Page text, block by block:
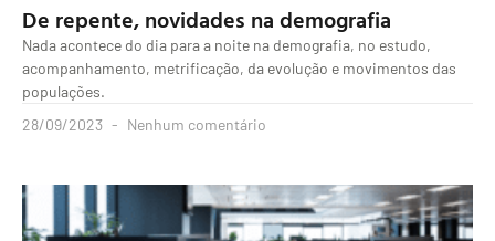
De repente, novidades na demografia
Nada acontece do dia para a noite na demografia, no estudo,
acompanhamento, metrificação, da evolução e movimentos das
populações.
28/09/2023
Nenhum comentário